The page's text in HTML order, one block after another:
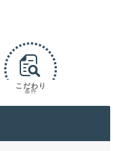
こだわり
条件